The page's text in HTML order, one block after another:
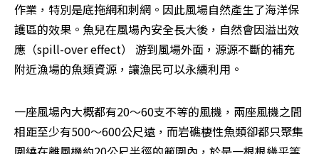
作業，特別是底拖網和刺網。因此風場自然產生了海洋保
護區的效果。魚兒在風場內安全長大後，自然會因溢出效
應（spill-over effect） 游到風場外面，源源不斷的補充
附近漁場的魚類資源，讓漁民可以永續利用。
一座風場內大概都有20～60支不等的風機，兩座風機之間
相距至少有500～600公尺遠，而岩礁棲性魚類卻都只聚集